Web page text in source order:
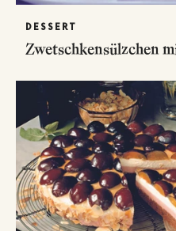
DESSERT
Zwetschkensülzchen